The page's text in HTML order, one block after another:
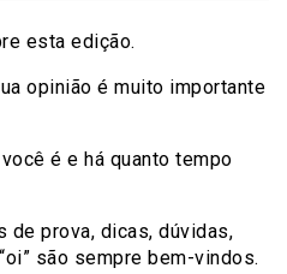
esta edição.
opinião é muito importante
é e há quanto tempo
de prova, dicas, dúvidas,
são sempre bem-vindos.